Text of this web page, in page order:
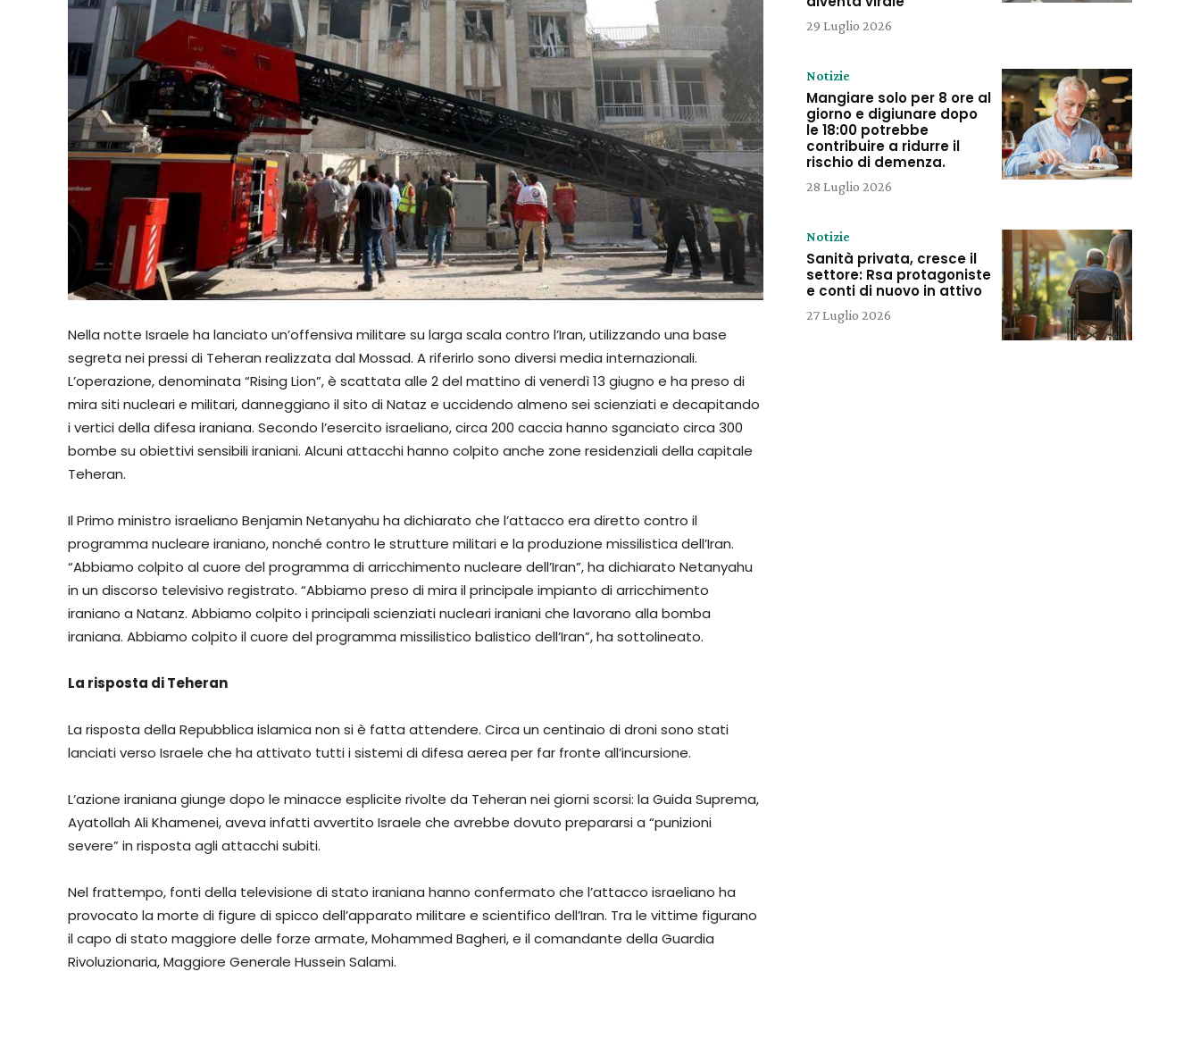
Nella notte Israele ha lanciato un’offensiva militare su larga scala contro l’Iran, utilizzando una base
segreta nei pressi di Teheran realizzata dal Mossad. A riferirlo sono diversi media internazionali.
L’operazione, denominata “Rising Lion”, è scattata alle 2 del mattino di venerdì 13 giugno e ha preso di
mira siti nucleari e militari, danneggiano il sito di Nataz e uccidendo almeno sei scienziati e decapitando
i vertici della difesa iraniana. Secondo l’esercito israeliano, circa 200 caccia hanno sganciato circa 300
bombe su obiettivi sensibili iraniani. Alcuni attacchi hanno colpito anche zone residenziali della capitale
Teheran.
Il Primo ministro israeliano Benjamin Netanyahu ha dichiarato che l’attacco era diretto contro il
programma nucleare iraniano, nonché contro le strutture militari e la produzione missilistica dell’Iran.
“Abbiamo colpito al cuore del programma di arricchimento nucleare dell’Iran”, ha dichiarato Netanyahu
in un discorso televisivo registrato. “Abbiamo preso di mira il principale impianto di arricchimento
iraniano a Natanz. Abbiamo colpito i principali scienziati nucleari iraniani che lavorano alla bomba
iraniana. Abbiamo colpito il cuore del programma missilistico balistico dell’Iran”, ha sottolineato.
La risposta di Teheran
La risposta della Repubblica islamica non si è fatta attendere. Circa un centinaio di droni sono stati
lanciati verso Israele che ha attivato tutti i sistemi di difesa aerea per far fronte all’incursione.
L’azione iraniana giunge dopo le minacce esplicite rivolte da Teheran nei giorni scorsi: la Guida Suprema,
Ayatollah Ali Khamenei, aveva infatti avvertito Israele che avrebbe dovuto prepararsi a “punizioni
severe” in risposta agli attacchi subiti.
Nel frattempo, fonti della televisione di stato iraniana hanno confermato che l’attacco israeliano ha
provocato la morte di figure di spicco dell’apparato militare e scientifico dell’Iran. Tra le vittime figurano
il capo di stato maggiore delle forze armate, Mohammed Bagheri, e il comandante della Guardia
Rivoluzionaria, Maggiore Generale Hussein Salami.
29 Luglio 2026
Notizie
Mangiare solo per 8 ore al
giorno e digiunare dopo
le 18:00 potrebbe
contribuire a ridurre il
rischio di demenza.
28 Luglio 2026
Notizie
Sanità privata, cresce il
settore: Rsa protagoniste
e conti di nuovo in attivo
27 Luglio 2026